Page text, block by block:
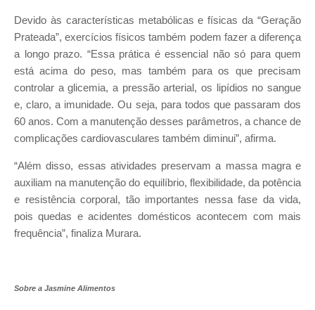
Devido às características metabólicas e físicas da “Geração
Prateada”, exercícios físicos também podem fazer a diferença
a longo prazo. “Essa prática é essencial não só para quem
está acima do peso, mas também para os que precisam
controlar a glicemia, a pressão arterial, os lipídios no sangue
e, claro, a imunidade. Ou seja, para todos que passaram dos
60 anos. Com a manutenção desses parâmetros, a chance de
complicações cardiovasculares também diminui”, afirma.
“Além disso, essas atividades preservam a massa magra e
auxiliam na manutenção do equilíbrio, flexibilidade, da potência
e resistência corporal, tão importantes nessa fase da vida,
pois quedas e acidentes domésticos acontecem com mais
frequência”, finaliza Murara.
Sobre a Jasmine Alimentos